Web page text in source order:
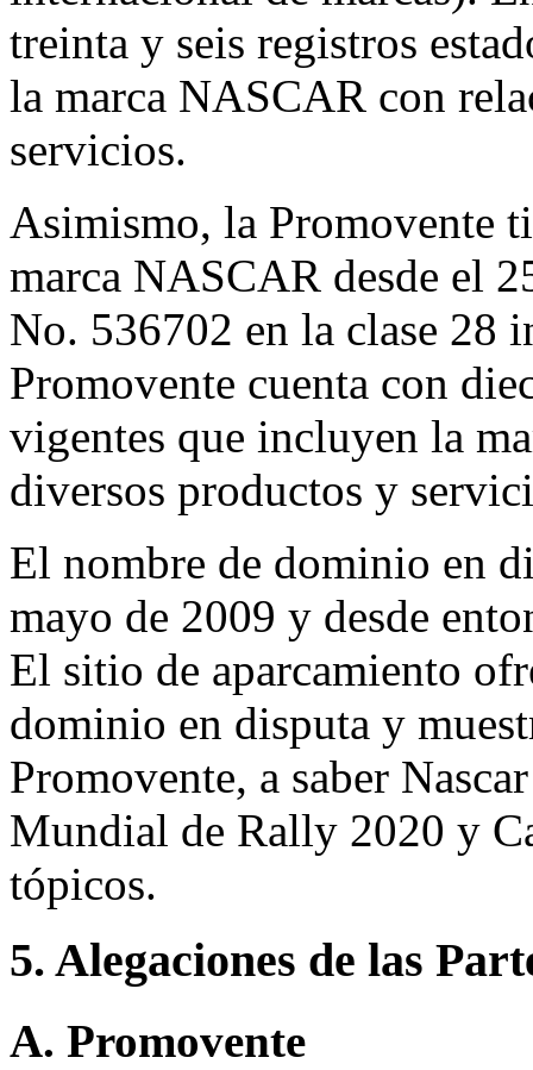
treinta y seis registros
la marca NASCAR con
servicios.
Asimismo, la Promovente
marca NASCAR desde el
No. 536702 en la clase 28
Promovente cuenta con
vigentes que incluyen la
diversos productos y
El nombre de dominio en
mayo de 2009 y desde
El sitio de aparcamiento
dominio en disputa y
Promovente, a saber
Mundial de Rally 2020 y
tópicos.
5. Alegaciones de las
A. Promovente